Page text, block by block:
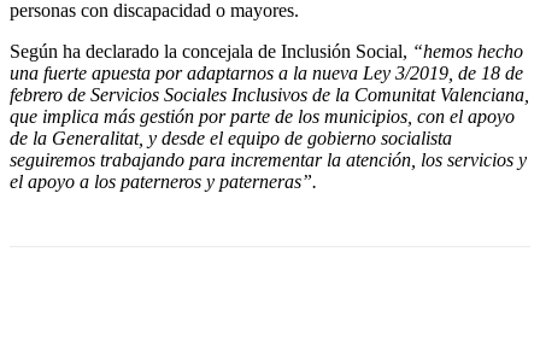
personas con discapacidad o mayores.
Según ha declarado la concejala de Inclusión Social, “hemos hecho
una fuerte apuesta por adaptarnos a la nueva Ley 3/2019, de 18 de
febrero de Servicios Sociales Inclusivos de la Comunitat Valenciana,
que implica más gestión por parte de los municipios, con el apoyo
de la Generalitat, y desde el equipo de gobierno socialista
seguiremos trabajando para incrementar la atención, los servicios y
el apoyo a los paterneros y paterneras”.